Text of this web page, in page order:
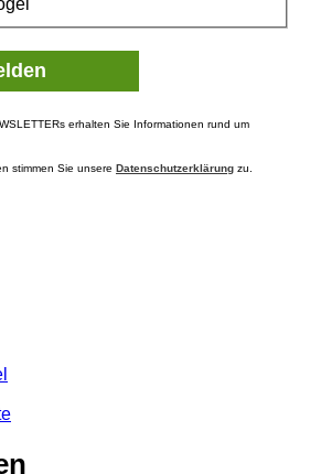
erhalten Sie Informationen rund um
stimmen Sie unsere Datenschutzerklärung zu.